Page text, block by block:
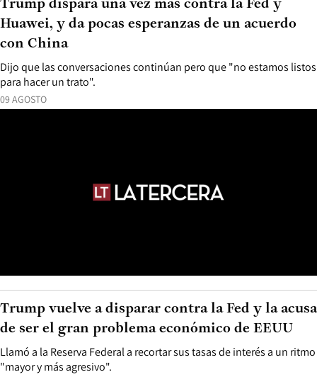
09 AGOSTO
Dijo que las conversaciones continúan pero que "no estamos listos
para hacer un trato".
Trump dispara una vez más contra la Fed y
Huawei, y da pocas esperanzas de un acuerdo
con China
Llamó a la Reserva Federal a recortar sus tasas de interés a un ritmo
"mayor y más agresivo".
Trump vuelve a disparar contra la Fed y la acusa
de ser el gran problema económico de EEUU